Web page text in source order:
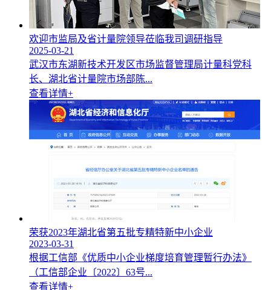
欢迎市监局及省计量院领导莅临我司调研指导
2025-03-21
武汉市东湖新技术开发区市场监督管理局计量科党科
长、湖北省计量院市场部陈...
查看详情+
荣获2023年湖北省第五批专精特新中小企业
2023-03-31
根据工信部《优质中小企业梯度培育管理暂行办法》
（工信部企业〔2022〕63号...
查看详情+